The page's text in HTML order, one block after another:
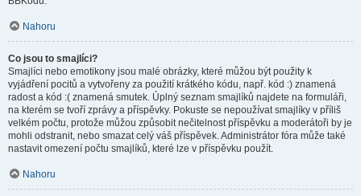
Nahoru
Co jsou to smajlíci?
Smajlíci nebo emotikony jsou malé obrázky, které můžou být použity k
vyjádření pocitů a vytvořeny za použití krátkého kódu, např. kód :) znamená
radost a kód :( znamená smutek. Úplný seznam smajlíků najdete na formuláři,
na kterém se tvoří zprávy a příspěvky. Pokuste se nepoužívat smajlíky v příliš
velkém počtu, protože můžou způsobit nečitelnost příspěvku a moderátoři by je
mohli odstranit, nebo smazat celý váš příspěvek. Administrátor fóra může také
nastavit omezení počtu smajlíků, které lze v příspěvku použít.
Nahoru